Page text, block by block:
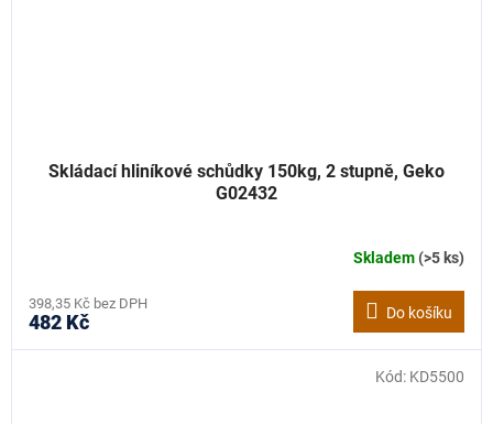
Skládací hliníkové schůdky 150kg, 2 stupně, Geko
G02432
Skladem(>5 ks)
398,35 Kč bez DPH
482 Kč Do košíku
Kód: KD5500